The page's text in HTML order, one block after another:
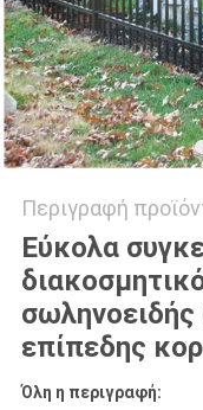
Περιγραφή
Εύκολα
επίπεδης
Όλη η περιγραφή: